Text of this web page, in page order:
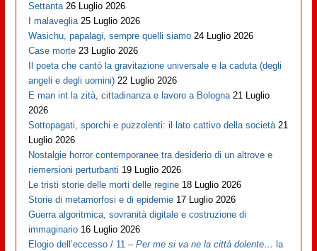
Settanta 26 Luglio 2026
I malaveglia 25 Luglio 2026
Wasichu, papalagi, sempre quelli siamo 24 Luglio 2026
Case morte 23 Luglio 2026
Il poeta che cantò la gravitazione universale e la caduta (degli
angeli e degli uomini) 22 Luglio 2026
E man int la zità, cittadinanza e lavoro a Bologna 21 Luglio
2026
Sottopagati, sporchi e puzzolenti: il lato cattivo della società 21
Luglio 2026
Nostalgie horror contemporanee tra desiderio di un altrove e
riemersioni perturbanti 19 Luglio 2026
Le tristi storie delle morti delle regine 18 Luglio 2026
Storie di metamorfosi e di epidemie 17 Luglio 2026
Guerra algoritmica, sovranità digitale e costruzione di
immaginario 16 Luglio 2026
Elogio dell’eccesso / 11 –Per me si va ne la città dolente… la